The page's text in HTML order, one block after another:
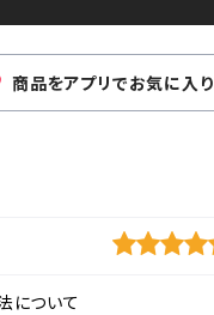
商品をアプリでお気に入り
について